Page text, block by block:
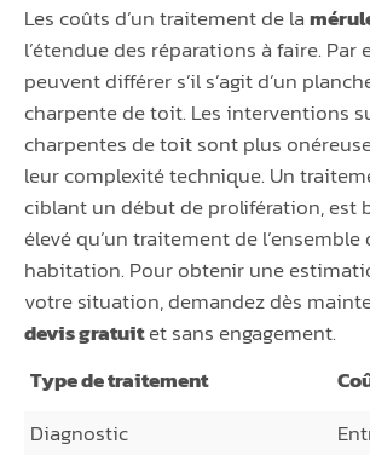
Les coûts d’un traitement de la
l’étendue des réparations à faire. Par
peuvent différer s’il s’agit d’un
charpente de toit. Les interventions
charpentes de toit sont plus
leur complexité technique. Un
ciblant un début de prolifération, est
élevé qu’un traitement de l’ensemble
habitation. Pour obtenir une
votre situation, demandez dès
devis gratuitet sans engagement.
Type de traitement
Diagnostic